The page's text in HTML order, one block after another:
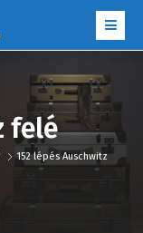
felé
152 lépés Auschwitz